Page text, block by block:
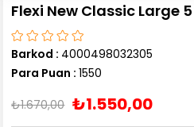
Flexi New Classic Large 5
Barkod : 4000498032305
Para Puan : 1550
₺1.670,00 ₺1.550,00